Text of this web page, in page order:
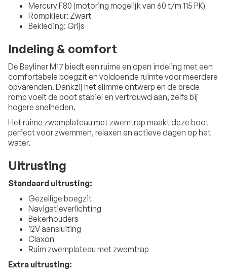
Mercury F80 (motoring mogelijk van 60 t/m 115 PK)
Rompkleur: Zwart
Bekleding: Grijs
Indeling & comfort
De Bayliner M17 biedt een ruime en open indeling met een
comfortabele boegzit en voldoende ruimte voor meerdere
opvarenden. Dankzij het slimme ontwerp en de brede
romp voelt de boot stabiel en vertrouwd aan, zelfs bij
hogere snelheden.
Het ruime zwemplateau met zwemtrap maakt deze boot
perfect voor zwemmen, relaxen en actieve dagen op het
water.
Uitrusting
Standaard uitrusting:
Gezellige boegzit
Navigatieverlichting
Bekerhouders
12V aansluiting
Claxon
Ruim zwemplateau met zwemtrap
Extra uitrusting: